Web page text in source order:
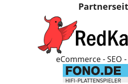
eCommerce - SEO